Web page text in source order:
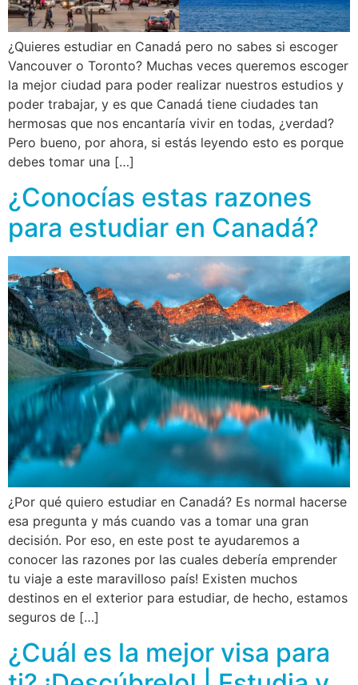
¿Quieres estudiar en Canadá pero no sabes si escoger
Vancouver o Toronto? Muchas veces queremos escoger
la mejor ciudad para poder realizar nuestros estudios y
poder trabajar, y es que Canadá tiene ciudades tan
hermosas que nos encantaría vivir en todas, ¿verdad?
Pero bueno, por ahora, si estás leyendo esto es porque
debes tomar una […]
¿Conocías estas razones
para estudiar en Canadá?
¿Por qué quiero estudiar en Canadá? Es normal hacerse
esa pregunta y más cuando vas a tomar una gran
decisión. Por eso, en este post te ayudaremos a
conocer las razones por las cuales debería emprender
tu viaje a este maravilloso país! Existen muchos
destinos en el exterior para estudiar, de hecho, estamos
seguros de […]
¿Cuál es la mejor visa para